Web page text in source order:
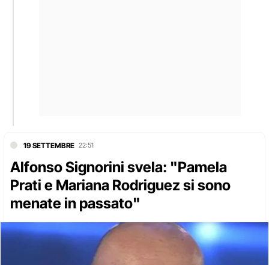
19 SETTEMBRE 22:51
Alfonso Signorini svela: "Pamela
Prati e Mariana Rodriguez si sono
menate in passato"